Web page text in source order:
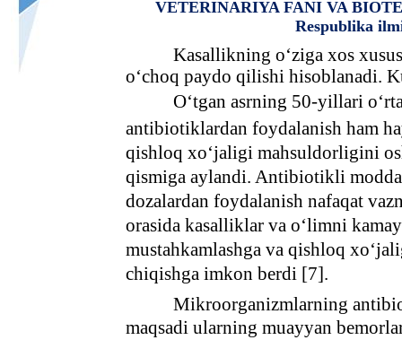
VETERINARIYA FANI VA
Respublika
Kasallikning o‘ziga xos
o‘choq paydo qilishi hisoblanadi.
O‘tgan asrning 50-yillari
antibiotiklardan foydalanish ham
qishloq xo‘jaligi mahsuldorligini
qismiga aylandi. Antibiotikli
dozalardan foydalanish nafaqat
orasida kasalliklar va o‘limni
mustahkamlashga va qishloq
chiqishga imkon berdi [7].
Mikroorganizmlarning
maqsadi ularning muayyan